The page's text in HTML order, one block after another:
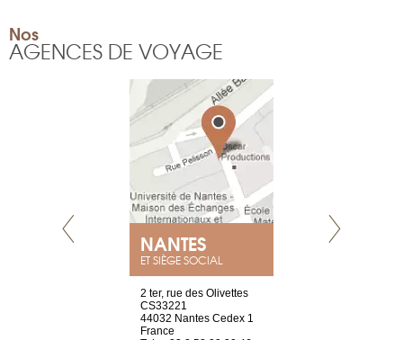
Nos
AGENCES DE VOYAGE
NANTES
ET SIÈGE SOCIAL
2 ter, rue des Olivettes
CS33221
44032 Nantes Cedex 1
France